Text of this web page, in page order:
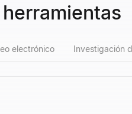
electrónico Investigación